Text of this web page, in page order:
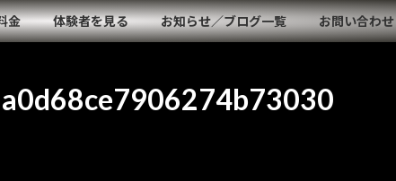
金 体験者を見る お知らせ／ブログ一覧 お問い合わせ